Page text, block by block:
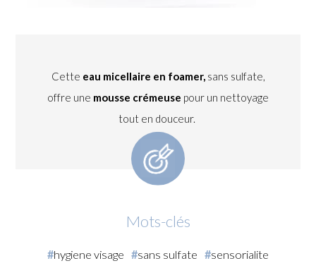
Cette eau micellaire en foamer,sans sulfate,
offre une mousse crémeuse pour un nettoyage
tout en douceur.
Mots-clés
hygiene visage sans sulfate sensorialite